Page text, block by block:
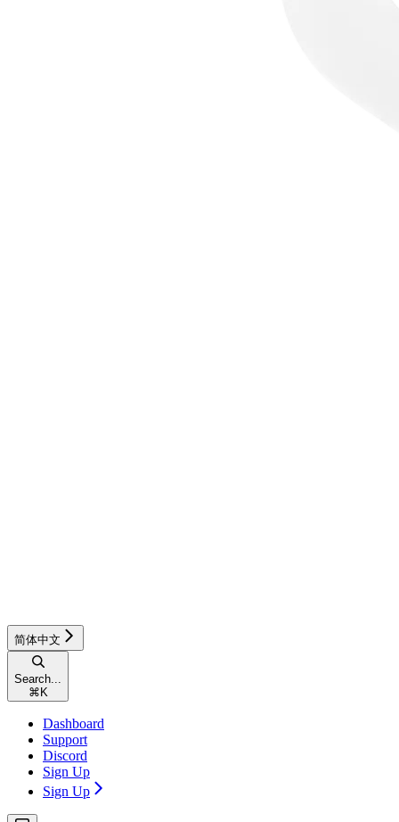
简体中文
Search...
⌘ K
Dashboard
Support
Discord
Sign Up
Sign Up